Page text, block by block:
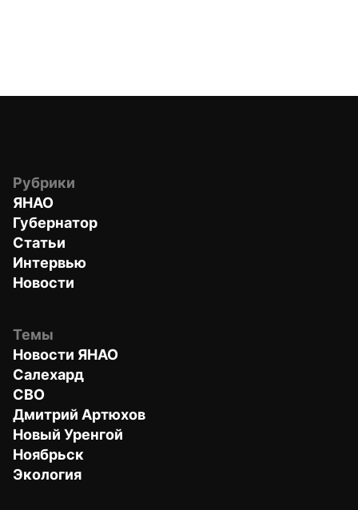
Рубрики
ЯНАО
Губернатор
Статьи
Интервью
Новости
Темы
Новости ЯНАО
Салехард
СВО
Дмитрий Артюхов
Новый Уренгой
Ноябрьск
Экология